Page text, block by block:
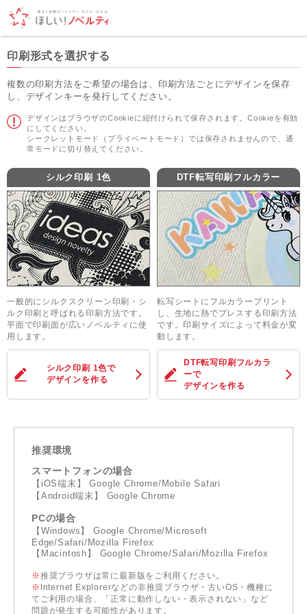
印刷形式を選択する
複数の印刷方法をご希望の場合は、印刷方法ごとにデザインを保存
し、デザインキーを発行してください。
デザインはブラウザのCookieに紐付けられて保存されます。Cookieを有効
にしてください。
シークレットモード（プライベートモード）では保存されませんので、通
常モードに切り替えてください。
シルク印刷 1色
一般的にシルクスクリーン印刷・シ
ルク印刷と呼ばれる印刷方法です。
平面で印刷面が広いノベルティに使
用します。
シルク印刷 1色で
デザインを作る
DTF転写印刷フルカラー
転写シートにフルカラープリント
し、生地に熱でプレスする印刷方法
です。印刷サイズによって料金が変
動します。
DTF転写印刷フルカラ
ーで
デザインを作る
推奨環境
スマートフォンの場合
【iOS端末】 Google Chrome/Mobile Safari
【Android端末】 Google Chrome
PCの場合
【Windows】 Google Chrome/Microsoft
Edge/Safari/Mozilla Firefox
【Macintosh】 Google Chrome/Safari/Mozilla Firefox
※推奨ブラウザは常に最新版をご利用ください。
※ Internet Explorerなどの非推奨ブラウザ・古いOS・機種に
てご利用の場合、「正常に動作しない・表示されない」など
問題が発生する可能性があります。